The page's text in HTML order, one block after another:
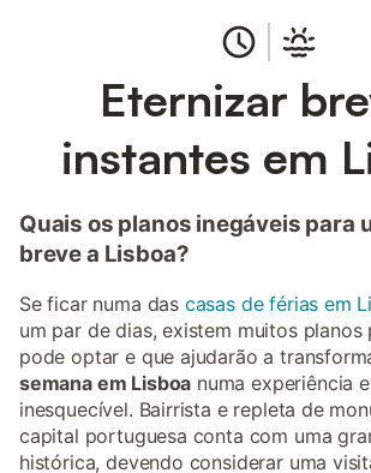
Eternizar
instantes em
Quais os planos inegáveis para
breve a Lisboa?
Se ficar numa das casas de férias em
um par de dias, existem muitos planos
pode optar e que ajudarão a
semana em Lisboa numa experiência
inesquecível. Bairrista e repleta de
capital portuguesa conta com uma
histórica, devendo considerar uma